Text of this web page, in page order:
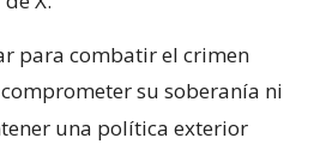
para combatir el crimen
su soberanía ni
una política exterior